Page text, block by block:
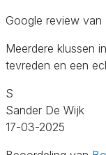
Google review van
Meerdere klussen
tevreden en een
S
Sander De Wijk
17-03-2025